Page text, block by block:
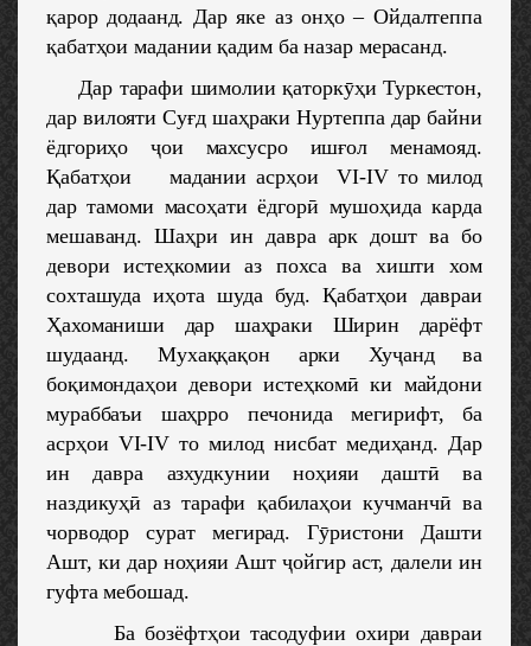
қарор додаанд. Дар яке аз онҳо – Ойдалтеппа
қабатҳои мадании қадим ба назар мерасанд.
Дар тарафи шимолии қаторкӯҳи Туркестон,
дар вилояти Суғд шаҳраки Нуртеппа дар байни
ёдгориҳо ҷои махсусро ишғол менамояд.
Қабатҳои мадании асрҳои VI-IV то милод
дар тамоми масоҳати ёдгорӣ мушоҳида карда
мешаванд. Шаҳри ин давра арк дошт ва бо
девори истеҳкомии аз похса ва хишти хом
сохташуда иҳота шуда буд. Қабатҳои давраи
Ҳахоманиши дар шаҳраки Ширин дарёфт
шудаанд. Мухаққақон арки Хуҷанд ва
боқимондаҳои девори истеҳкомӣ ки майдони
мураббаъи шаҳрро печонида мегирифт, ба
асрҳои VI-IV то милод нисбат медиҳанд. Дар
ин давра азхудкунии ноҳияи даштӣ ва
наздикуҳӣ аз тарафи қабилаҳои кучманчӣ ва
чорводор сурат мегирад. Гӯристони Дашти
Ашт, ки дар ноҳияи Ашт ҷойгир аст, далели ин
гуфта мебошад.
Ба бозёфтҳои тасодуфии охири давраи